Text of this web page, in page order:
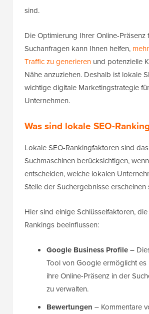
sind.
Die Optimierung Ihrer Online-Präsenz
Suchanfragen kann Ihnen helfen,
Traffic zu generieren und potenzielle
Nähe anzuziehen. Deshalb ist lokale
wichtige digitale Marketingstrategie
Unternehmen.
Was sind lokale SEO-
Lokale SEO-Rankingfaktoren sind
Suchmaschinen berücksichtigen,
entscheiden, welche lokalen
Stelle der Suchergebnisse erscheinen
Hier sind einige Schlüsselfaktoren,
Rankings beeinflussen:
Google Business Profile–
Tool von Google ermöglicht es
ihre Online-Präsenz in der
zu verwalten.
Bewertungen – Kommentare